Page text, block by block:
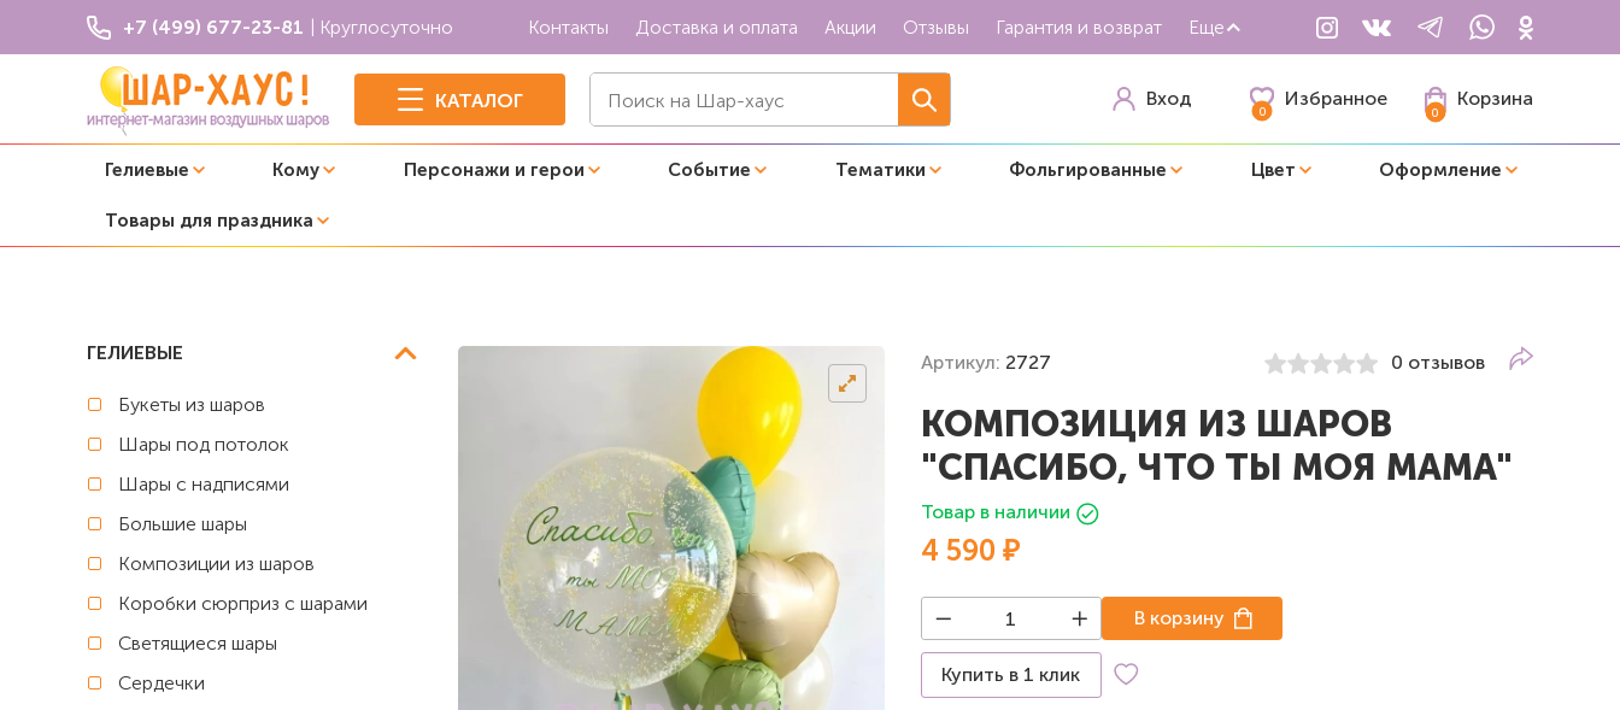
+7 (499) 677-23-81 | Круглосуточно Контакты Доставка и оплата Акции Отзывы Гарантия и возврат Еще
КАТАЛОГ Вход
0
Избранное
0
Корзина
Гелиевые Кому Персонажи и герои Событие Тематики Фольгированные Цвет Оформление
Товары для праздника
Маме Композиция из шаров "Спасибо, что ты моя мама"
ГЕЛИЕВЫЕ
Букеты из шаров
Шары под потолок
Шары с надписями
Большие шары
Композиции из шаров
Коробки сюрприз с шарами
Светящиеся шары
Сердечки
Артикул: 2727 0 отзывов
КОМПОЗИЦИЯ ИЗ ШАРОВ
"СПАСИБО, ЧТО ТЫ МОЯ МАМА"
Товар в наличии
4 590 ₽
Купить в 1 клик
В корзину